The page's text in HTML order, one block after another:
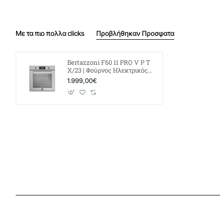
Με τα πιο πολλα clicks Προβλήθηκαν Προσφατα
Bertazzoni F60 11 PRO V P T
X/23 | Φούρνος Ηλεκτρικός
Ατμού με Πυρόλυση
1.999,00€